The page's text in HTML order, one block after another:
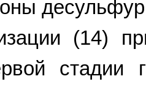
(14)
стадии